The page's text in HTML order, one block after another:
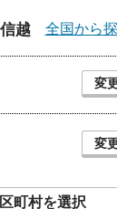
越 全国から
変
変
町村を選択